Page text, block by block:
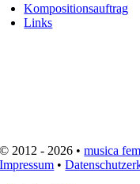
Kompositionsauftrag
Links
© 2012 - 2026 •musica
Impressum •